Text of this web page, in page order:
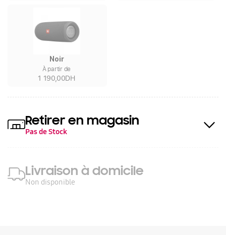
Noir
À partir de
1 190,00DH
Retirer en magasin
Pas de Stock
Livraison à domicile
Non disponible